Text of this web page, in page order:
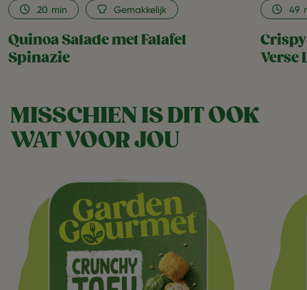
Quinoa Salade met Falafel
Spinazie
20 min Gemakkelijk
Verse
49
MISSCHIEN IS DIT OOK
WAT VOOR JOU